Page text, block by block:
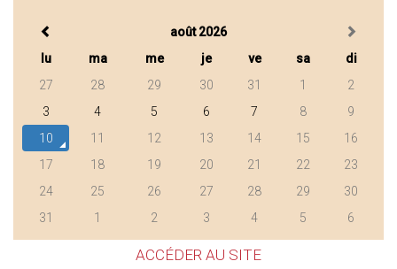
août 2026
lu
ma me je ve sa
di
27
28 29 30 31 1
2
3
4 5 6 7 8
9
10
11 12 13 14 15
16
17
18 19 20 21 22
23
24
25 26 27 28 29
30
31
1 2 3 4 5 6
ACCÉDER AU SITE